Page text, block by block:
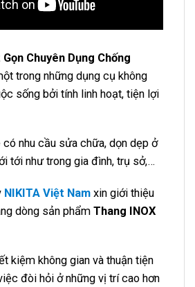
Chuyên Dụng Chống
trong những dụng cụ không
sống bởi tính linh hoạt, tiện lợi
có nhu cầu sửa chữa, dọn dẹp ở
tới như trong gia đình, trụ sở,…
NIKITA Việt Nam xin giới thiệu
dòng sản phẩm Thang INOX
kiệm không gian và thuận tiện
đòi hỏi ở những vị trí cao hơn